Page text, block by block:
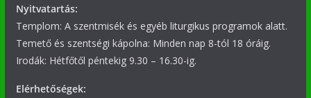
Nyitvatartás:
Templom: A szentmisék és egyéb liturgikus programok alatt.
Temető és szentségi kápolna: Minden nap 8-tól 18 óráig.
Irodák: Hétfőtől péntekig 9.30 – 16.30-ig.
Elérhetőségek: